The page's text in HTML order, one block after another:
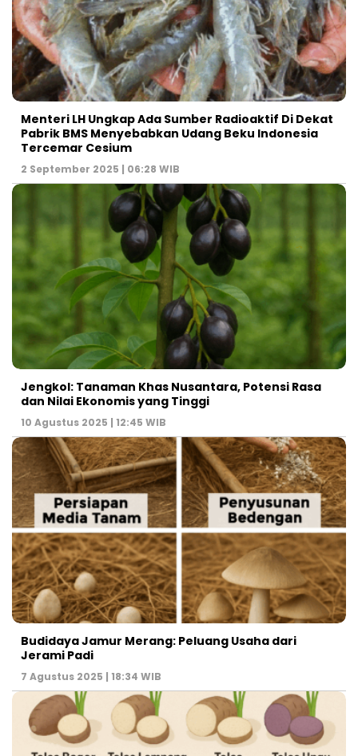
Menteri LH Ungkap Ada Sumber Radioaktif Di Dekat
Pabrik BMS Menyebabkan Udang Beku Indonesia
Tercemar Cesium
2 September 2025 | 06:28 WIB
Jengkol: Tanaman Khas Nusantara, Potensi Rasa
dan Nilai Ekonomis yang Tinggi
10 Agustus 2025 | 12:45 WIB
Budidaya Jamur Merang: Peluang Usaha dari
Jerami Padi
7 Agustus 2025 | 18:34 WIB